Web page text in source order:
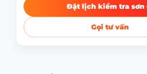
Đặt lịch kiểm tra sơn
Gọi tư vấn